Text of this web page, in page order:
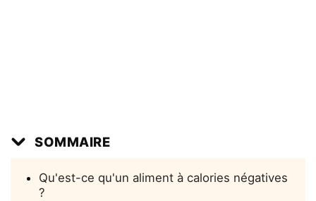
SOMMAIRE
Qu'est-ce qu'un aliment à calories négatives
?